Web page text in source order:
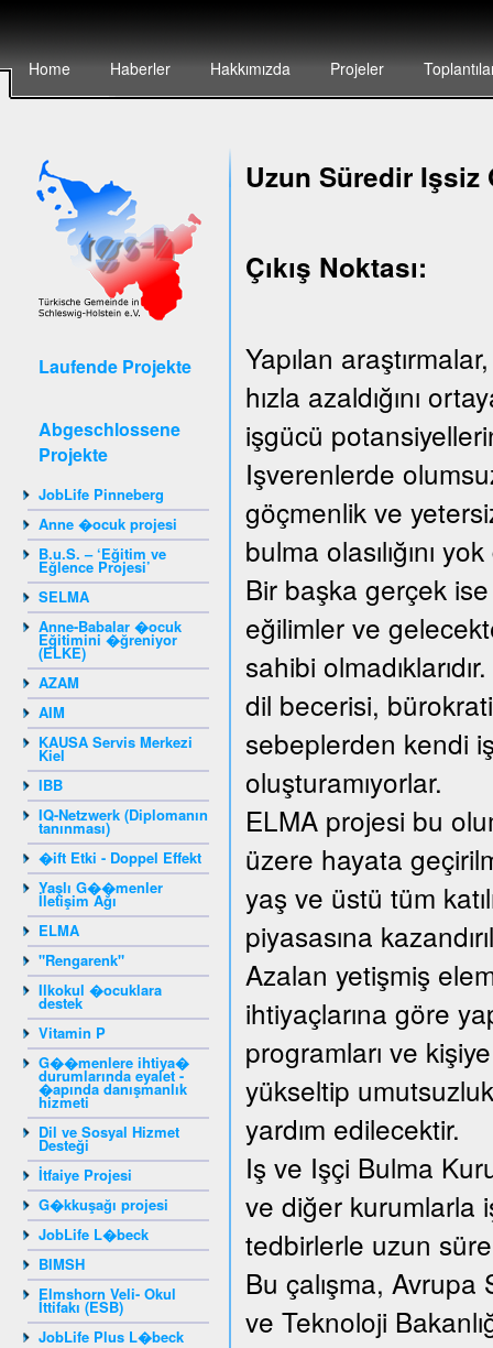
Home Haberler Hakkımızda Projeler
Laufende Projekte
Abgeschlossene
Projekte
JobLife Pinneberg
Anne �ocuk projesi
B.u.S. – ‘Eğitim ve
Eğlence Projesi’
SELMA
Anne-Babalar �ocuk
Eğitimini �ğreniyor
(ELKE)
AZAM
AIM
KAUSA Servis Merkezi
Kiel
IBB
IQ-Netzwerk (Diplomanın
tanınması)
�ift Etki - Doppel Effekt
Yaşlı G��menler
İletişim Ağı
ELMA
"Rengarenk"
Ilkokul �ocuklara
destek
Vitamin P
G��menlere ihtiya�
durumlarında eyalet -
�apında danışmanlık
hizmeti
Dil ve Sosyal Hizmet
Desteği
İtfaiye Projesi
G�kkuşağı projesi
JobLife L�beck
BIMSH
Elmshorn Veli- Okul
İttifakı (ESB)
JobLife Plus L�beck
Uzun Süredir Işsiz
Çıkış Noktası:
Yapılan
hızla azaldığını
işgücü
Işverenlerde
göçmenlik ve
bulma olasılığını
Bir başka gerçek
eğilimler ve
sahibi
dil becerisi,
sebeplerden kendi
oluşturamıyorlar.
ELMA projesi bu
üzere hayata
yaş ve üstü tüm
piyasasına
Azalan yetişmiş
ihtiyaçlarına göre
programları ve
yükseltip
yardım edilecektir.
Iş ve Işçi Bulma
ve diğer kurumlarla
tedbirlerle uzun
Bu çalışma, Avrupa
ve Teknoloji